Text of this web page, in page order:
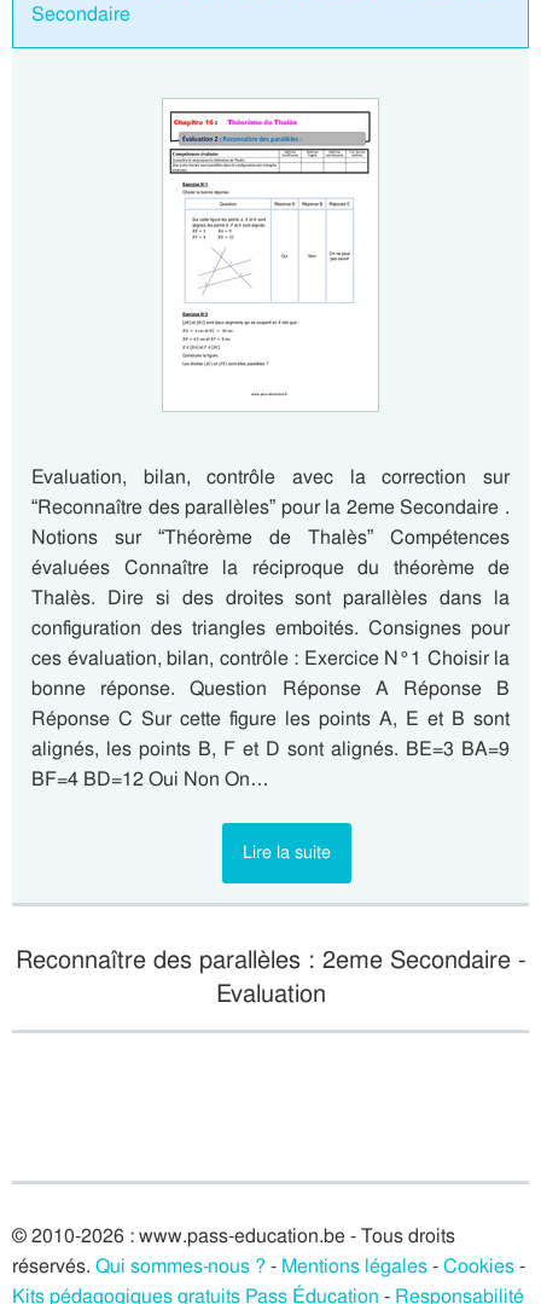
Secondaire
Evaluation, bilan, contrôle avec la correction sur
“Reconnaître des parallèles” pour la 2eme Secondaire .
Notions sur “Théorème de Thalès” Compétences
évaluées Connaître la réciproque du théorème de
Thalès. Dire si des droites sont parallèles dans la
configuration des triangles emboités. Consignes pour
ces évaluation, bilan, contrôle : Exercice N°1 Choisir la
bonne réponse. Question Réponse A Réponse B
Réponse C Sur cette figure les points A, E et B sont
alignés, les points B, F et D sont alignés. BE=3 BA=9
BF=4 BD=12 Oui Non On…
Lire la suite
Reconnaître des parallèles : 2eme Secondaire -
Evaluation
© 2010-2026 : www.pass-education.be - Tous droits
réservés. Qui sommes-nous ? - Mentions légales-Cookies-
Kits pédagogiques gratuits Pass Éducation - Responsabilité